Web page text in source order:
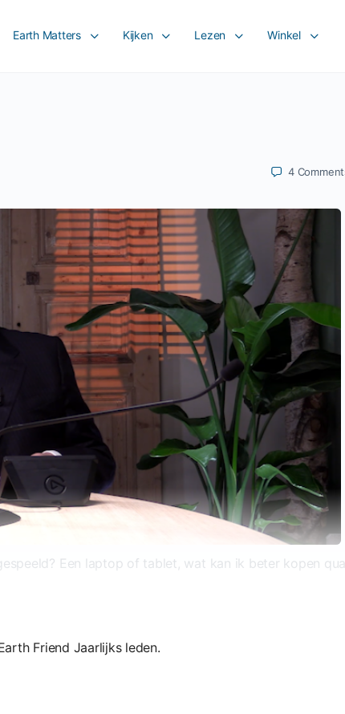
Earth Matters Kijken Lezen Winkel
4
Een laptop of tablet, wat kan ik beter kopen qua
Friend Jaarlijks leden.